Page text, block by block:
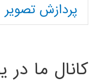
پردازش تصویر
کانال ما در